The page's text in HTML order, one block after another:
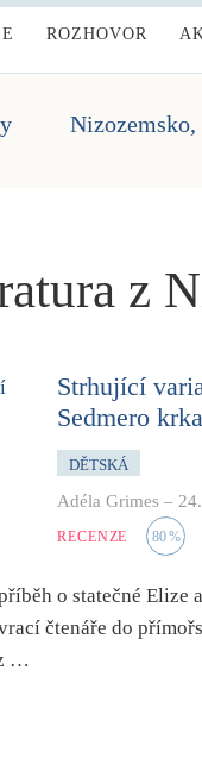
ROZHOVOR
z
Strhující
Sedmero
DĚTSKÁ
Adéla Grimes –
RECENZE 80%
o statečné Elize
čtenáře do
…